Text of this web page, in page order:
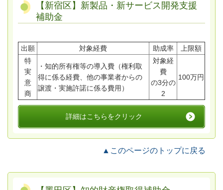
【新宿区】新製品・新サービス開発支援
補助金
出願 対象経費 助成率
上限額
特
実
意
商
・知的所有権等の導入費（権利取
得に係る経費、他の事業者からの
譲渡・実施許諾に係る費用）
対象経
費
の3分の
2
100万円
詳細はこちらをクリック
▲このページのトップに戻る